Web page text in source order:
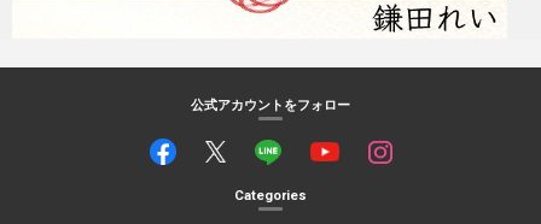
公式アカウントをフォロー
Categories